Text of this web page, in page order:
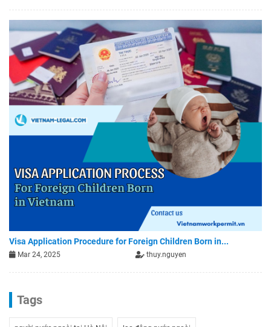
Visa Application Procedure for Foreign Children Born in...
Mar 24, 2025 thuy.nguyen
Tags